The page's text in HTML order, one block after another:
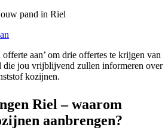
pand in Riel
aan’ om drie offertes te krijgen van
die jou vrijblijvend zullen informeren over
kozijnen.
Riel – waarom
aanbrengen?